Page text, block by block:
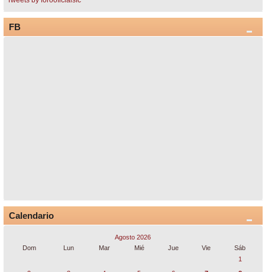
FB
Calendario
Agosto 2026
Dom
Lun Mar Mié Jue Vie
Sáb
1